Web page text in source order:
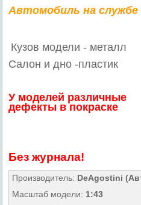
Автомобиль на
Кузов модели - металл
Салон и дно -пластик
У моделей различные
дефекты в покраске
Без журнала!
Производитель: DeAgostini
Масштаб модели: 1:43